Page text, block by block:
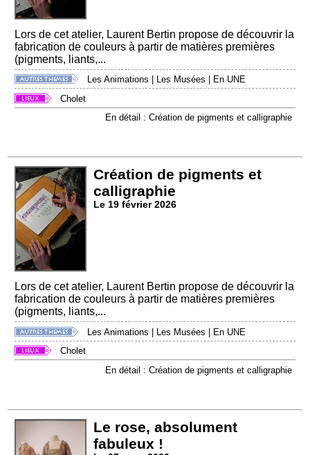
Lors de cet atelier, Laurent Bertin propose de découvrir la
fabrication de couleurs à partir de matières premières
(pigments, liants,...
Les Animations Les Musées
En UNE
Cholet
En détail : Création de pigments et calligraphie
Création de pigments et
calligraphie
Le 19 février 2026
Lors de cet atelier, Laurent Bertin propose de découvrir la
fabrication de couleurs à partir de matières premières
(pigments, liants,...
Les Animations Les Musées
En UNE
Cholet
En détail : Création de pigments et calligraphie
Le rose, absolument
fabuleux !